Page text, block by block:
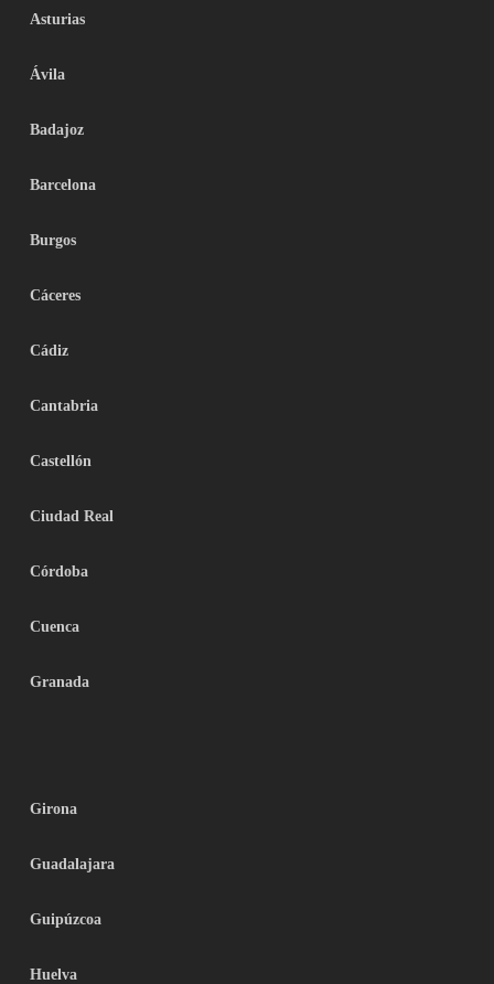
Asturias
Ávila
Badajoz
Barcelona
Burgos
Cáceres
Cádiz
Cantabria
Castellón
Ciudad Real
Córdoba
Cuenca
Granada
Girona
Guadalajara
Guipúzcoa
Huelva